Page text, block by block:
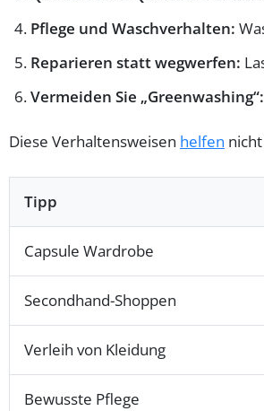
Pflege und Waschverhalten:
Reparieren statt wegwerfen:
Vermeiden Sie „Greenwashing“:
Diese Verhaltensweisen helfen
Tipp
Capsule Wardrobe
Secondhand-Shoppen
Verleih von Kleidung
Bewusste Pflege